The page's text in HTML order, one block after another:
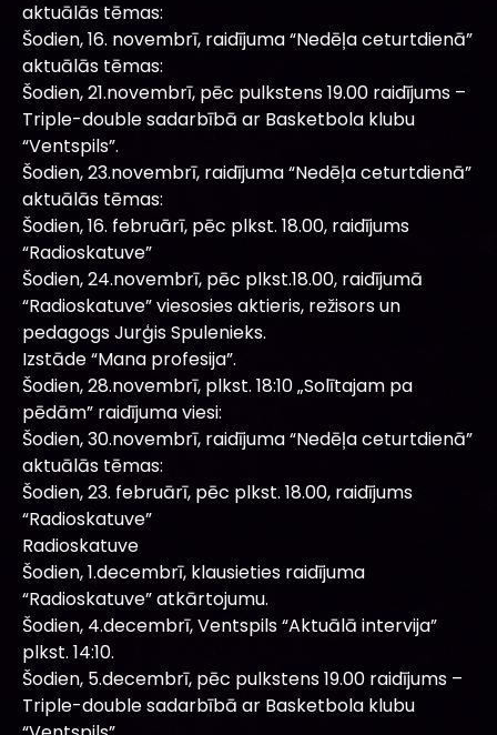
aktuālās tēmas:
Šodien, 16. novembrī, raidījuma “Nedēļa ceturtdienā”
aktuālās tēmas:
Šodien, 21.novembrī, pēc pulkstens 19.00 raidījums –
Triple-double sadarbībā ar Basketbola klubu
“Ventspils”.
Šodien, 23.novembrī, raidījuma “Nedēļa ceturtdienā”
aktuālās tēmas:
Šodien, 16. februārī, pēc plkst. 18.00, raidījums
“Radioskatuve”
Šodien, 24.novembrī, pēc plkst.18.00, raidījumā
“Radioskatuve” viesosies aktieris, režisors un
pedagogs Jurģis Spulenieks.
Izstāde “Mana profesija”.
Šodien, 28.novembrī, plkst. 18:10 „Solītajam pa
pēdām” raidījuma viesi:
Šodien, 30.novembrī, raidījuma “Nedēļa ceturtdienā”
aktuālās tēmas:
Šodien, 23. februārī, pēc plkst. 18.00, raidījums
“Radioskatuve”
Radioskatuve
Šodien, 1.decembrī, klausieties raidījuma
“Radioskatuve” atkārtojumu.
Šodien, 4.decembrī, Ventspils “Aktuālā intervija”
plkst. 14:10.
Šodien, 5.decembrī, pēc pulkstens 19.00 raidījums –
Triple-double sadarbībā ar Basketbola klubu